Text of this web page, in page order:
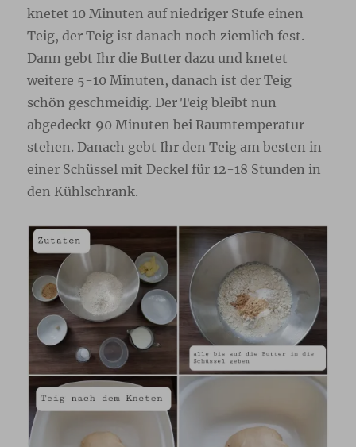
knetet 10 Minuten auf niedriger Stufe einen
Teig, der Teig ist danach noch ziemlich fest.
Dann gebt Ihr die Butter dazu und knetet
weitere 5-10 Minuten, danach ist der Teig
schön geschmeidig. Der Teig bleibt nun
abgedeckt 90 Minuten bei Raumtemperatur
stehen. Danach gebt Ihr den Teig am besten in
einer Schüssel mit Deckel für 12-18 Stunden in
den Kühlschrank.